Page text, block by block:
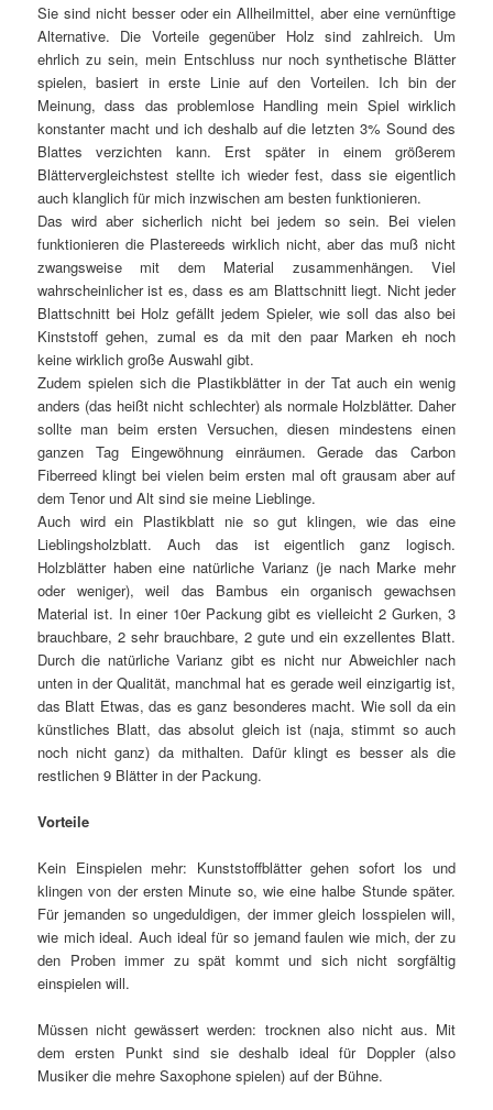
Sie sind nicht besser oder ein Allheilmittel, aber eine vernünftige
Alternative. Die Vorteile gegenüber Holz sind zahlreich. Um
ehrlich zu sein, mein Entschluss nur noch synthetische Blätter
spielen, basiert in erste Linie auf den Vorteilen. Ich bin der
Meinung, dass das problemlose Handling mein Spiel wirklich
konstanter macht und ich deshalb auf die letzten 3% Sound des
Blattes verzichten kann. Erst später in einem größerem
Blättervergleichstest stellte ich wieder fest, dass sie eigentlich
auch klanglich für mich inzwischen am besten funktionieren.
Das wird aber sicherlich nicht bei jedem so sein. Bei vielen
funktionieren die Plastereeds wirklich nicht, aber das muß nicht
zwangsweise mit dem Material zusammenhängen. Viel
wahrscheinlicher ist es, dass es am Blattschnitt liegt. Nicht jeder
Blattschnitt bei Holz gefällt jedem Spieler, wie soll das also bei
Kinststoff gehen, zumal es da mit den paar Marken eh noch
keine wirklich große Auswahl gibt.
Zudem spielen sich die Plastikblätter in der Tat auch ein wenig
anders (das heißt nicht schlechter) als normale Holzblätter. Daher
sollte man beim ersten Versuchen, diesen mindestens einen
ganzen Tag Eingewöhnung einräumen. Gerade das Carbon
Fiberreed klingt bei vielen beim ersten mal oft grausam aber auf
dem Tenor und Alt sind sie meine Lieblinge.
Auch wird ein Plastikblatt nie so gut klingen, wie das eine
Lieblingsholzblatt. Auch das ist eigentlich ganz logisch.
Holzblätter haben eine natürliche Varianz (je nach Marke mehr
oder weniger), weil das Bambus ein organisch gewachsen
Material ist. In einer 10er Packung gibt es vielleicht 2 Gurken, 3
brauchbare, 2 sehr brauchbare, 2 gute und ein exzellentes Blatt.
Durch die natürliche Varianz gibt es nicht nur Abweichler nach
unten in der Qualität, manchmal hat es gerade weil einzigartig ist,
das Blatt Etwas, das es ganz besonderes macht. Wie soll da ein
künstliches Blatt, das absolut gleich ist (naja, stimmt so auch
noch nicht ganz) da mithalten. Dafür klingt es besser als die
restlichen 9 Blätter in der Packung.
Vorteile
Kein Einspielen mehr: Kunststoffblätter gehen sofort los und
klingen von der ersten Minute so, wie eine halbe Stunde später.
Für jemanden so ungeduldigen, der immer gleich losspielen will,
wie mich ideal. Auch ideal für so jemand faulen wie mich, der zu
den Proben immer zu spät kommt und sich nicht sorgfältig
einspielen will.
Müssen nicht gewässert werden: trocknen also nicht aus. Mit
dem ersten Punkt sind sie deshalb ideal für Doppler (also
Musiker die mehre Saxophone spielen) auf der Bühne.